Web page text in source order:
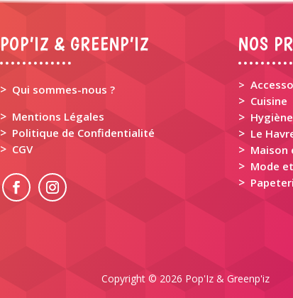
POP’IZ & GREENP’IZ
> Qui sommes-nous ?
> Mentions Légales
> Politique de Confidentialité
> CGV
NOS
>
> Cuisine
>
> Le
> Maison
> Mode
>
Copyright © 2026 Pop'Iz & Greenp'iz